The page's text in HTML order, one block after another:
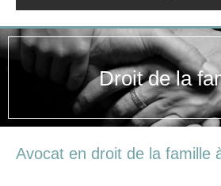
Droit de la
Avocat en droit de la famille